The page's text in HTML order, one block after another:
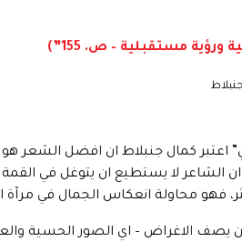
مستقبلية – ص. 155”)
والوعي” اعتبر كمال جنبلاط ان افضل
الشاعر لا يستطيع ان يتوغل في
فهو محاولة انعكاس الجمال في مرآة
الاغراض – اي الصور الحسية